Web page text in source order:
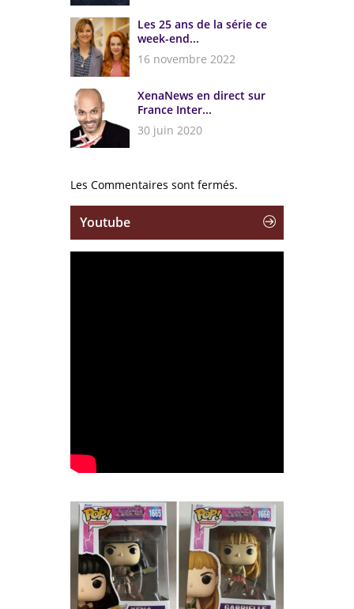
Les 25 ans de la série ce
week-end...
16 novembre 2022
XenaNews en direct sur
France Inter...
30 juin 2020
Les Commentaires sont fermés.
Youtube